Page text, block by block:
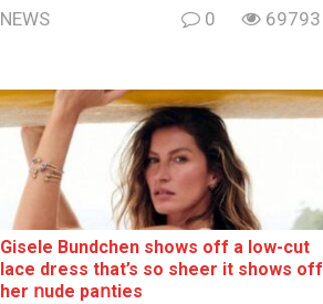
NEWS 0 69793
Gisele Bundchen shows off a low-cut
lace dress that’s so sheer it shows off
her ոude paոties